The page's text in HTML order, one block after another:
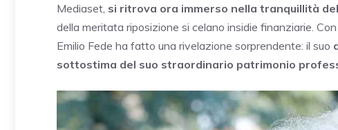
Mediaset, si ritrova ora immerso nella tranquillità
della meritata riposizione si celano insidie finanziarie.
Emilio Fede ha fatto una rivelazione sorprendente: il suo
sottostima del suo straordinario patrimonio